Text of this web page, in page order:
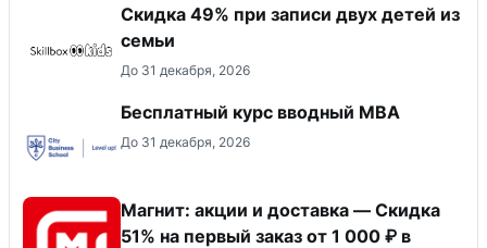
Скидка 49% при записи двух детей из
семьи
До 31 декабря, 2026
Бесплатный курс вводный МВА
До 31 декабря, 2026
Магнит: акции и доставка — Скидка
51% на первый заказ от 1 000 ₽ в